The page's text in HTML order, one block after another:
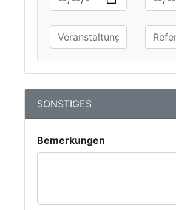
SONSTIGES
Bemerkungen